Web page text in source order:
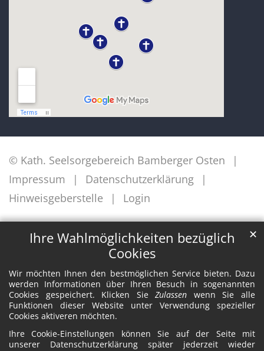
Ihre Wahlmöglichkeiten bezüglich
Cookies
Wir möchten Ihnen den bestmöglichen Service bieten. Dazu
werden Informationen über Ihren Besuch in sogenannten
Cookies gespeichert. Klicken SieZulassen wenn Sie alle
Funktionen dieser Website unter Verwendung spezieller
Cookies aktiveren möchten.
Ihre Cookie-Einstellungen können Sie auf der Seite mit
unserer Datenschutzerklärung später jederzeit wieder
✕
© Kath. Seelsorgebereich Bamberger Osten
Impressum
Datenschutzerklärung
Hinweisgeberstelle
Login